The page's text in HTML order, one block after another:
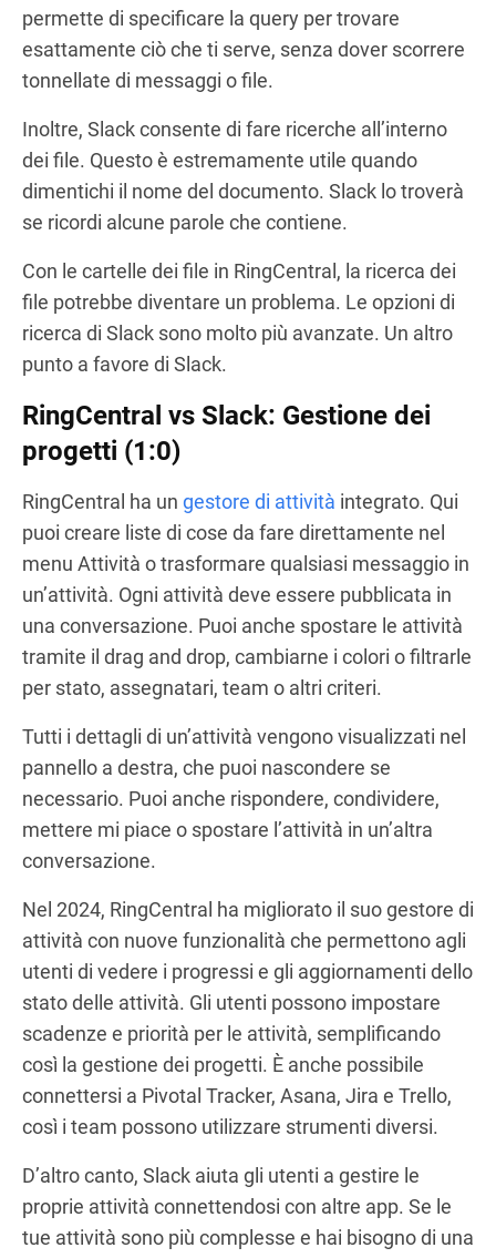
permette di specificare la query per trovare
esattamente ciò che ti serve, senza dover scorrere
tonnellate di messaggi o file.
Inoltre, Slack consente di fare ricerche all’interno
dei file. Questo è estremamente utile quando
dimentichi il nome del documento. Slack lo troverà
se ricordi alcune parole che contiene.
Con le cartelle dei file in RingCentral, la ricerca dei
file potrebbe diventare un problema. Le opzioni di
ricerca di Slack sono molto più avanzate. Un altro
punto a favore di Slack.
RingCentral vs Slack: Gestione dei
progetti (1:0)
RingCentral ha un gestore di attività integrato. Qui
puoi creare liste di cose da fare direttamente nel
menu Attività o trasformare qualsiasi messaggio in
un’attività. Ogni attività deve essere pubblicata in
una conversazione. Puoi anche spostare le attività
tramite il drag and drop, cambiarne i colori o filtrarle
per stato, assegnatari, team o altri criteri.
Tutti i dettagli di un’attività vengono visualizzati nel
pannello a destra, che puoi nascondere se
necessario. Puoi anche rispondere, condividere,
mettere mi piace o spostare l’attività in un’altra
conversazione.
Nel 2024, RingCentral ha migliorato il suo gestore di
attività con nuove funzionalità che permettono agli
utenti di vedere i progressi e gli aggiornamenti dello
stato delle attività. Gli utenti possono impostare
scadenze e priorità per le attività, semplificando
così la gestione dei progetti. È anche possibile
connettersi a Pivotal Tracker, Asana, Jira e Trello,
così i team possono utilizzare strumenti diversi.
D’altro canto, Slack aiuta gli utenti a gestire le
proprie attività connettendosi con altre app. Se le
tue attività sono più complesse e hai bisogno di una